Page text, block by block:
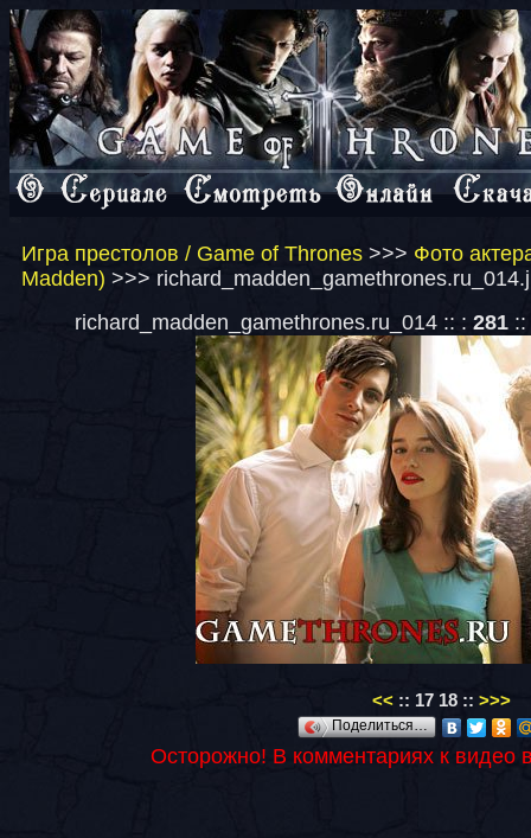
Игра престолов / Game of Thrones >>> Фото
Madden) >>>
richard_madden_gamethrones.ru_014 :: : 281::
<< :: 17 18 :: >>>
Поделиться…
Осторожно! В комментариях к видео